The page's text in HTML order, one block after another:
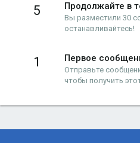
5 Продолжайте в
Вы разместили 30
останавливайтесь!
1 Первое
Отправьте
чтобы получить